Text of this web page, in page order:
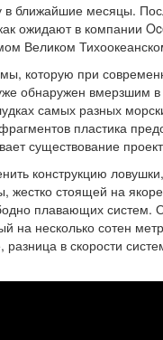
в ближайшие месяцы.
ожидают в компании
Великом
которую при
обнаружен вмерзшим
самых разных
пластика
существование
конструкцию
жестко стоящей на
плавающих систем.
на несколько сотен
в скорости